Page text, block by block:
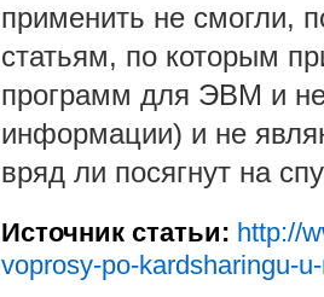
применить не смогли,
статьям, по которым
программ для ЭВМ и
информации) и не
вряд ли посягнут на
Источник статьи: http://
voprosy-po-kardsharingu-